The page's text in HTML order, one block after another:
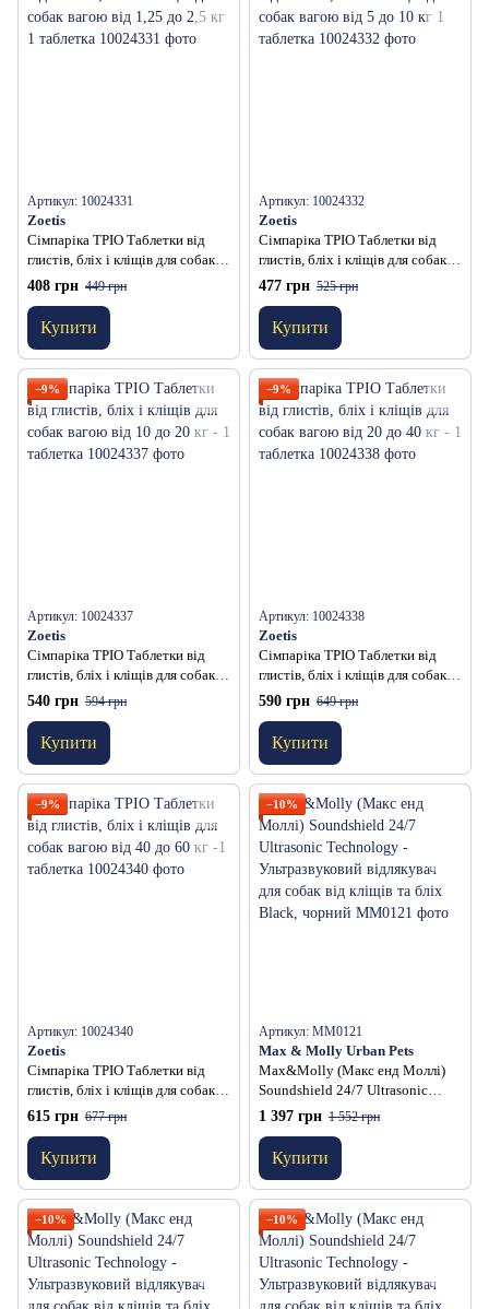
Артикул: 10024331
Zoetis
Сімпаріка ТРІО Таблетки від
глистів, бліх і кліщів для собак
вагою від 1,25 до 2,5 кг 1
таблетка
408 грн 449 грн
Купити
Артикул: 10024332
Zoetis
Сімпаріка ТРІО Таблетки від
глистів, бліх і кліщів для собак
вагою від 5 до 10 кг 1 таблетка
477 грн 525 грн
Купити
−9%
Артикул: 10024337
Zoetis
Сімпаріка ТРІО Таблетки від
глистів, бліх і кліщів для собак
вагою від 10 до 20 кг - 1
таблетка
540 грн 594 грн
Купити
−9%
Артикул: 10024338
Zoetis
Сімпаріка ТРІО Таблетки від
глистів, бліх і кліщів для собак
вагою від 20 до 40 кг - 1
таблетка
590 грн 649 грн
Купити
−9%
Артикул: 10024340
Zoetis
Сімпаріка ТРІО Таблетки від
глистів, бліх і кліщів для собак
вагою від 40 до 60 кг -1 таблетка
615 грн 677 грн
Купити
−10%
Артикул: MM0121
Max & Molly Urban Pets
Max&Molly (Макс енд Моллі)
Soundshield 24/7 Ultrasonic
Technology - Ультразвуковий
відлякувач для собак від кліщів
та бліх Black, чорний
1 397 грн 1 552 грн
Купити
−10% −10%